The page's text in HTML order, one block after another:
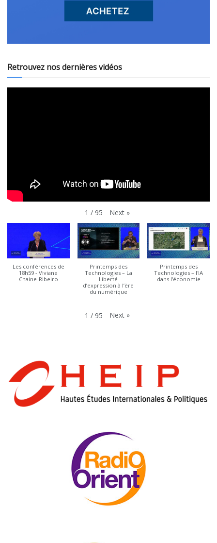
Retrouvez nos dernières vidéos
1 / 95 Next »
Les conférences de
18h59 - Viviane
Chaine-Ribeiro
Printemps des
Technologies – La
Liberté
d’expression à l’ère
du numérique
Printemps des
Technologies – l'IA
dans l'économie
1 / 95 Next »